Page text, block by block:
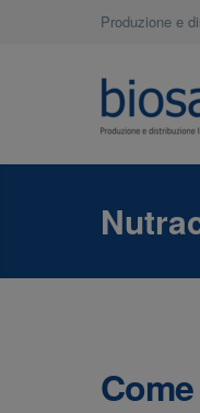
Produzione e